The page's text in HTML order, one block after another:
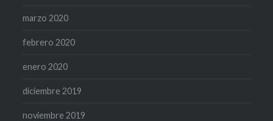
marzo 2020
febrero 2020
enero 2020
diciembre 2019
noviembre 2019